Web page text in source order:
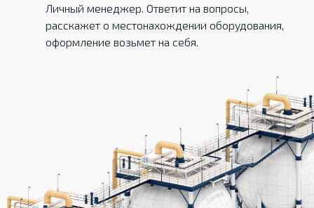
Личный менеджер. Ответит на вопросы,
расскажет о местонахождении оборудования,
оформление возьмет на себя.